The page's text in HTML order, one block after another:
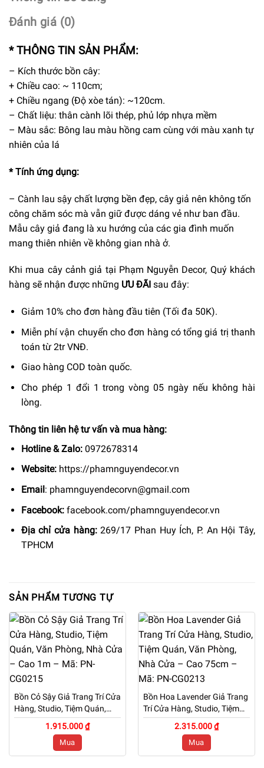
Đánh giá (0)
* THÔNG TIN SẢN PHẨM:
– Kích thước bồn cây:
+ Chiều cao: ~ 110cm;
+ Chiều ngang (Độ xòe tán): ~120cm.
– Chất liệu: thân cành lõi thép, phủ lớp nhựa mềm
– Màu sắc: Bông lau màu hồng cam cùng với màu xanh tự
nhiên của lá
* Tính ứng dụng:
– Cành lau sậy chất lượng bền đẹp, cây giả nên không tốn
công chăm sóc mà vẫn giữ được dáng vẻ như ban đầu.
Mẫu cây giả đang là xu hướng của các gia đình muốn
mang thiên nhiên về không gian nhà ở.
Khi mua cây cảnh giả tại Phạm Nguyễn Decor, Quý khách
hàng sẽ nhận được những ƯU ĐÃI sau đây:
Giảm 10% cho đơn hàng đầu tiên (Tối đa 50K).
Miễn phí vận chuyển cho đơn hàng có tổng giá trị thanh
toán từ 2tr VNĐ.
Giao hàng COD toàn quốc.
Cho phép 1 đổi 1 trong vòng 05 ngày nếu không hài
lòng.
Thông tin liên hệ tư vấn và mua hàng:
Hotline & Zalo: 0972678314
Website: https://phamnguyendecor.vn
Email: phamnguyendecorvn@gmail.com
Facebook: facebook.com/phamnguyendecor.vn
Địa chỉ cửa hàng:269/17 Phan Huy Ích, P. An Hội Tây,
TPHCM
SẢN PHẨM TƯƠNG TỰ
Bồn Cỏ Sậy Giả Trang Trí Cửa
Hàng, Studio, Tiệm Quán,
Văn Phòng, Nhà Cửa – Cao
1m – Mã: PN-CG0215
1.915.000 ₫
Mua
Bồn Hoa Lavender Giả Trang
Trí Cửa Hàng, Studio, Tiệm
Quán, Văn Phòng, Nhà Cửa
– Cao 75cm – Mã: PN-
2.315.000 ₫
Mua